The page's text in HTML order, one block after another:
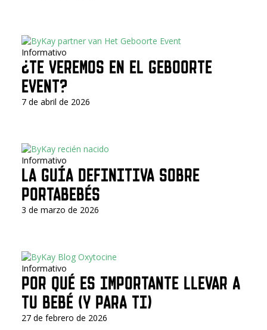
Informativo
¿TE VEREMOS EN EL GEBOORTE
EVENT?
7 de abril de 2026
Informativo
LA GUÍA DEFINITIVA SOBRE
PORTABEBÉS
3 de marzo de 2026
Informativo
POR QUÉ ES IMPORTANTE LLEVAR A
TU BEBÉ (Y PARA TI)
27 de febrero de 2026